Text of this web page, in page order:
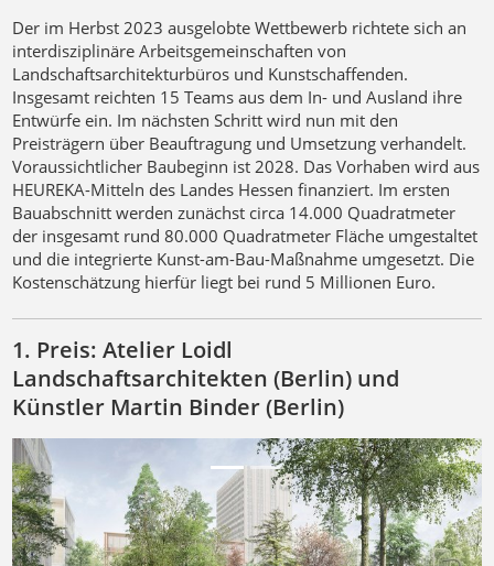
Der im Herbst 2023 ausgelobte Wettbewerb richtete sich an
interdisziplinäre Arbeitsgemeinschaften von
Landschaftsarchitekturbüros und Kunstschaffenden.
Insgesamt reichten 15 Teams aus dem In- und Ausland ihre
Entwürfe ein. Im nächsten Schritt wird nun mit den
Preisträgern über Beauftragung und Umsetzung verhandelt.
Voraussichtlicher Baubeginn ist 2028. Das Vorhaben wird aus
HEUREKA-Mitteln des Landes Hessen finanziert. Im ersten
Bauabschnitt werden zunächst circa 14.000 Quadratmeter
der insgesamt rund 80.000 Quadratmeter Fläche umgestaltet
und die integrierte Kunst-am-Bau-Maßnahme umgesetzt. Die
Kostenschätzung hierfür liegt bei rund 5 Millionen Euro.
1. Preis: Atelier Loidl
Landschaftsarchitekten (Berlin) und
Künstler Martin Binder (Berlin)